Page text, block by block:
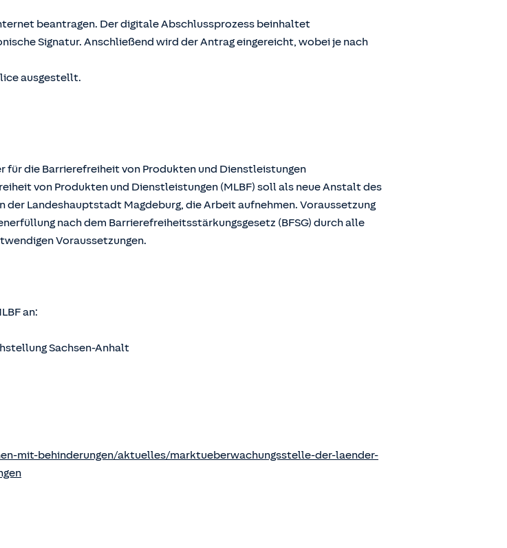
beantragen. Der digitale Abschlussprozess beinhaltet
Signatur. Anschließend wird der Antrag eingereicht, wobei je nach
ausgestellt.
für die Barrierefreiheit von Produkten und Dienstleistungen
von Produkten und Dienstleistungen (MLBF) soll als neue Anstalt des
der Landeshauptstadt Magdeburg, die Arbeit aufnehmen. Voraussetzung
nach dem Barrierefreiheitsstärkungsgesetz (BFSG) durch alle
Voraussetzungen.
an:
Sachsen-Anhalt
mit-behinderungen/aktuelles/marktueberwachungsstelle-der-laender-